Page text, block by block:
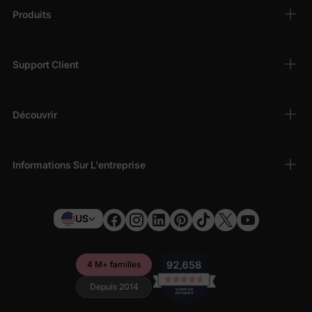
Produits
Support Client
Découvrir
Informations Sur L'entreprise
US
4 M+ familles
Depuis 2014